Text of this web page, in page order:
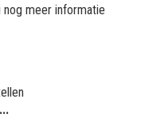
meer informatie